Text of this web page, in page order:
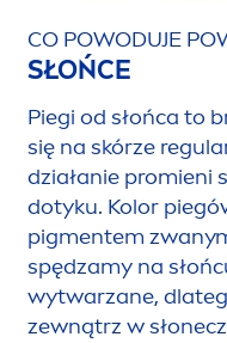
CO POWODUJE
SŁOŃCE
Piegi od słońca to
się na skórze
działanie promieni
dotyku. Kolor
pigmentem
spędzamy na
wytwarzane,
zewnątrz w